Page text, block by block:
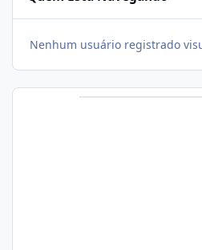
Nenhum usuário registrado